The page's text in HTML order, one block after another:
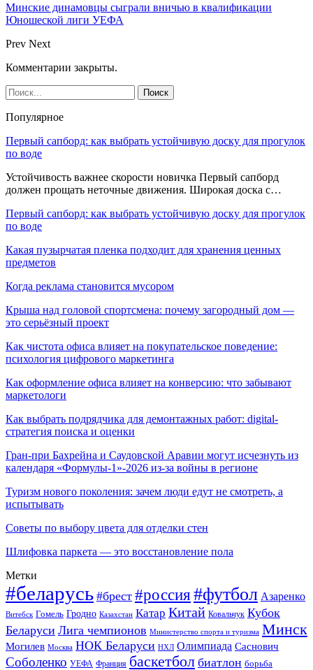
Минские динамовцы сыграли вничью в квалификации
Юношеской лиги УЕФА
Prev Next
Комментарии закрыты.
Популярное
Первый сапборд: как выбрать устойчивую доску для прогулок
по воде
Устойчивость важнее скорости новичка Первый сапборд
должен прощать неточные движения. Широкая доска с…
Первый сапборд: как выбрать устойчивую доску для прогулок
по воде
Какая пузырчатая пленка подходит для хранения ценных
предметов
Когда реклама становится мусором
Крыша над головой спортсмена: почему загородный дом —
это серьёзный проект
Как чистота офиса влияет на покупательское поведение:
психология цифрового маркетинга
Как оформление офиса влияет на конверсию: что забывают
маркетологи
Как выбрать подрядчика для демонтажных работ: digital-
стратегия поиска и оценки
Гран-при Бахрейна и Саудовской Аравии могут исчезнуть из
календаря «Формулы-1»-2026 из-за войны в регионе
Туризм нового поколения: зачем люди едут не смотреть, а
испытывать
Советы по выбору цвета для отделки стен
Шлифовка паркета — это восстановление пола
Метки
#беларусь #брест #россия#футбол Азаренко
Витебск Гомель Гродно Казахстан Катар Китай Ковальчук Кубок
Беларуси Лига чемпионов Министерство спорта и туризма Минск
Могилев Москва НОК Беларуси НХЛ Олимпиада Саснович
Соболенко УЕФА Франция баскетбол биатлон борьба